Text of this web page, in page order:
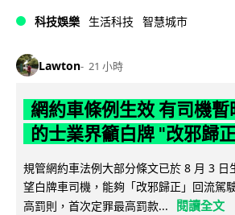
科技娛樂 生活科技 智慧城市
Lawton 21 小時
網約車條例生效 有司機
的士業界籲白牌 "改邪歸
規管網約車法例大部分條文已於 8 月 3 日
望白牌車司機，能夠「改邪歸正」回流駕
高罰則，首次定罪最高罰款...
閱讀全文